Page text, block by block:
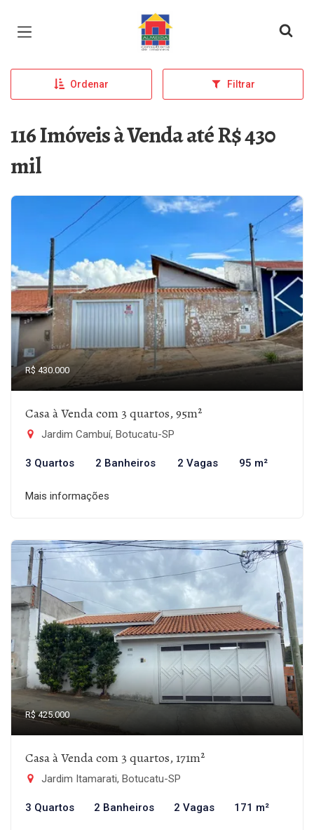
Página inicial
Ordenar Filtrar
116 Imóveis à Venda até R$ 430
mil
R$ 430.000
Casa à Venda com 3 quartos, 95m²
Jardim Cambuí, Botucatu-SP
3 Quartos 2 Banheiros 2 Vagas 95 m²
Mais informações
R$ 425.000
Casa à Venda com 3 quartos, 171m²
Jardim Itamarati, Botucatu-SP
3 Quartos 2 Banheiros 2 Vagas 171 m²